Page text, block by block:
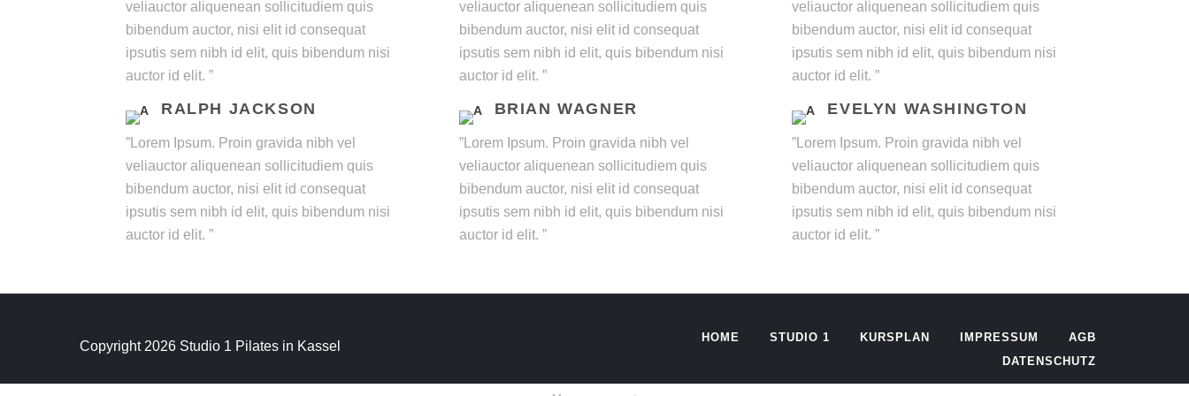
veliauctor aliquenean sollicitudiem quis
bibendum auctor, nisi elit id consequat
ipsutis sem nibh id elit, quis bibendum nisi
auctor id elit. ”
veliauctor aliquenean sollicitudiem quis
bibendum auctor, nisi elit id consequat
ipsutis sem nibh id elit, quis bibendum nisi
auctor id elit. ”
veliauctor aliquenean sollicitudiem quis
bibendum auctor, nisi elit id consequat
ipsutis sem nibh id elit, quis bibendum nisi
auctor id elit. ”
RALPH JACKSON
”Lorem Ipsum. Proin gravida nibh vel
veliauctor aliquenean sollicitudiem quis
bibendum auctor, nisi elit id consequat
ipsutis sem nibh id elit, quis bibendum nisi
auctor id elit. ”
BRIAN WAGNER
”Lorem Ipsum. Proin gravida nibh vel
veliauctor aliquenean sollicitudiem quis
bibendum auctor, nisi elit id consequat
ipsutis sem nibh id elit, quis bibendum nisi
auctor id elit. ”
EVELYN WASHINGTON
”Lorem Ipsum. Proin gravida nibh vel
veliauctor aliquenean sollicitudiem quis
bibendum auctor, nisi elit id consequat
ipsutis sem nibh id elit, quis bibendum nisi
auctor id elit. ”
Copyright 2026 Studio 1 Pilates in Kassel
HOME STUDIO 1 KURSPLAN IMPRESSUM
AGB
DATENSCHUTZ